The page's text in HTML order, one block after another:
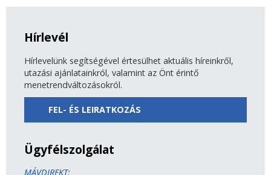
Hírlevél
Hírlevelünk segítségével értesülhet aktuális híreinkről,
utazási ajánlatainkról, valamint az Önt érintő
menetrendváltozásokról.
FEL- ÉS LEIRATKOZÁS
Ügyfélszolgálat
MÁVDIREKT: